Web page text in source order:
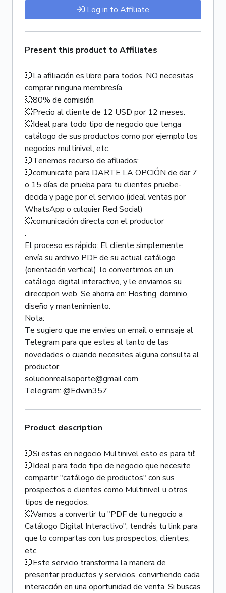
Log in to Affiliate
Present this product to Affiliates
💥La afiliación es libre para todos, NO necesitas
comprar ninguna membresía.
💥80% de comisión
💥Precio al cliente de 12 USD por 12 meses.
💥Ideal para todo tipo de negocio que tenga
catálogo de sus productos como por ejemplo los
negocios multinivel, etc.
💥Tenemos recurso de afiliados:
💥comunicate para DARTE LA OPCIÓN de dar 7
o 15 días de prueba para tu clientes pruebe-
decida y page por el servicio (ideal ventas por
WhatsApp o culquier Red Social)
💥comunicación directa con el productor
.
El proceso es rápido: El cliente simplemente
envía su archivo PDF de su actual catálogo
(orientación vertical), lo convertimos en un
catálogo digital interactivo, y le enviamos su
direccipon web. Se ahorra en: Hosting, dominio,
diseño y mantenimiento.
Nota:
Te sugiero que me envies un email o emnsaje al
Telegram para que estes al tanto de las
novedades o cuando necesites alguna consulta al
productor.
solucionrealsoporte@gmail.com
Telegram: @Edwin357
Product description
💥Si estas en negocio Multinivel esto es para ti❗
💥Ideal para todo tipo de negocio que necesite
compartir "catálogo de productos" con sus
prospectos o clientes como Multinivel u otros
tipos de negocios.
💥Vamos a convertir tu "PDF de tu negocio a
Catálogo Digital Interactivo", tendrás tu link para
que lo compartas con tus prospectos, clientes,
etc.
💥Este servicio transforma la manera de
presentar productos y servicios, convirtiendo cada
interacción en una oportunidad de venta. Si buscas